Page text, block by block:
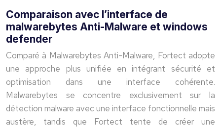
Comparaison avec l’interface de
malwarebytes Anti-Malware et windows
defender
Comparé à Malwarebytes Anti-Malware, Fortect adopte
une approche plus unifiée en intégrant sécurité et
optimisation dans une interface cohérente.
Malwarebytes se concentre exclusivement sur la
détection malware avec une interface fonctionnelle mais
austère, tandis que Fortect tente de créer une